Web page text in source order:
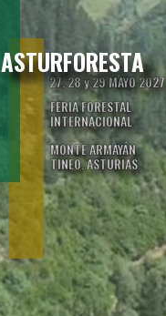
27, 28 y 29 MAYO 2027
FERIA FORESTAL
INTERNACIONAL
MONTE ARMAYÁN
TINEO, ASTURIAS
ASTURFORESTA